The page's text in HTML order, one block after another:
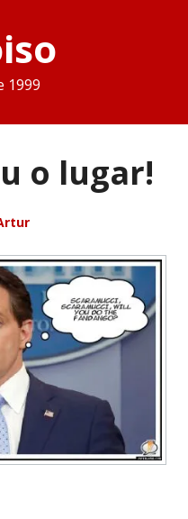
1999
o lugar!